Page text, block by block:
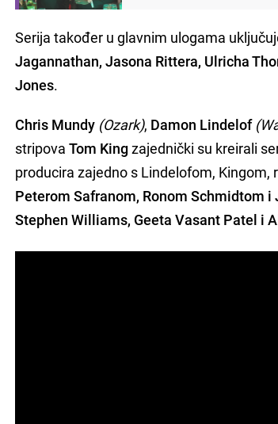
Serija također u glavnim ulogama
Jagannathan, Jasona Rittera, Ulricha
Jones.
Chris Mundy (Ozark), Damon Lindelof
stripovaTom Kingzajednički su kreirali
producira zajedno s Lindelofom,
Peterom Safranom, Ronom Schmidtom
Stephen Williams, Geeta Vasant Patel i